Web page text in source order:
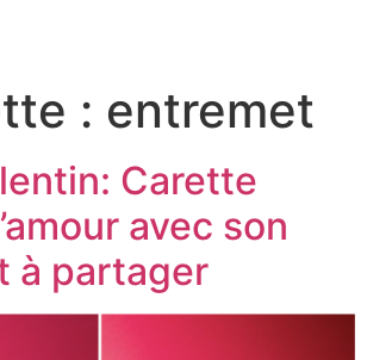
: entremet
Carette
avec son
à partager